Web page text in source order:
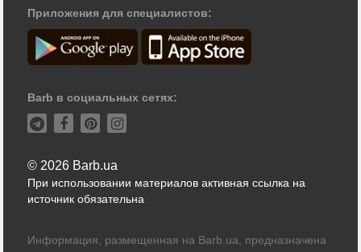
Приложения для специалистов:
Barb в социальных сетях:
© 2026 Barb.ua
При использовании материалов активная ссылка на
источник обязательна
Информация, размещенная на Barb.ua, предназначена